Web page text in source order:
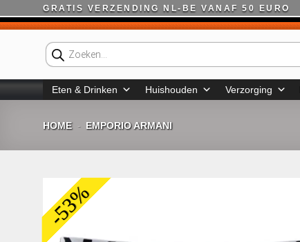
naar
GRATIS VERZENDING NL-BE VANAF 50 EURO
Producten
zoeken
Eten & Drinken Huishouden Verzorging
HOME - EMPORIO ARMANI
-53%